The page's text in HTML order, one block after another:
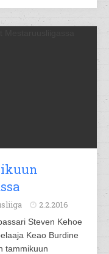
2.2.2016
Steven Kehoe
Keao Burdine
tammikuun